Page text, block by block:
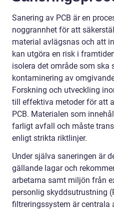
Sanering av PCB är en
noggrannhet för att
material avlägsnas och att
kan utgöra en risk i
isolera det område som ska
kontaminering av
Forskning och utveckling
till effektiva metoder för att
PCB. Materialen som
farligt avfall och måste
enligt strikta riktlinjer.
Under själva saneringen är
gällande lagar och
arbetarna samt miljön från
personlig skyddsutrustning
filtreringssystem är centrala